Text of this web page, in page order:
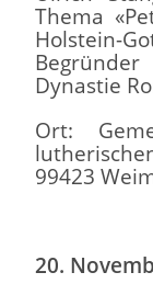
Thema
Holstein-
Dynastie
Ort:
99423
20.